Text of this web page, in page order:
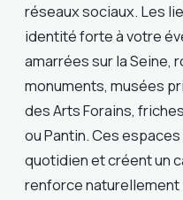
réseaux sociaux. Les
identité forte à votre
amarrées sur la Seine,
monuments, musées
des Arts Forains,
ou Pantin. Ces
quotidien et créent un
renforce naturellement